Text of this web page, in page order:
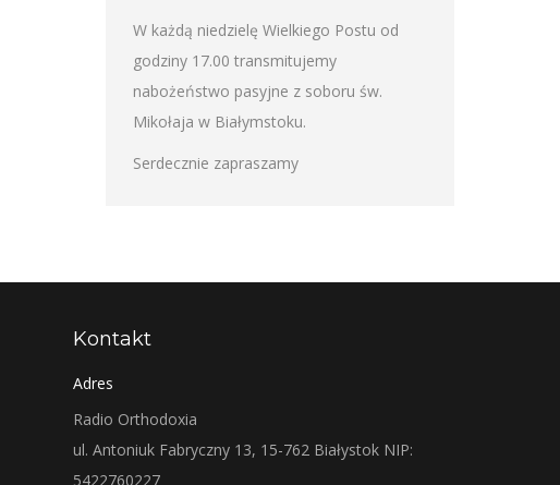
W każdą niedzielę Wielkiego Postu od
godziny 17.00 transmitujemy
nabożeństwo pasyjne z soboru św.
Mikołaja w Białymstoku.
Serdecznie zapraszamy
Kontakt
Adres
Radio Orthodoxia
ul. Antoniuk Fabryczny 13, 15-762 Białystok NIP:
5422760227